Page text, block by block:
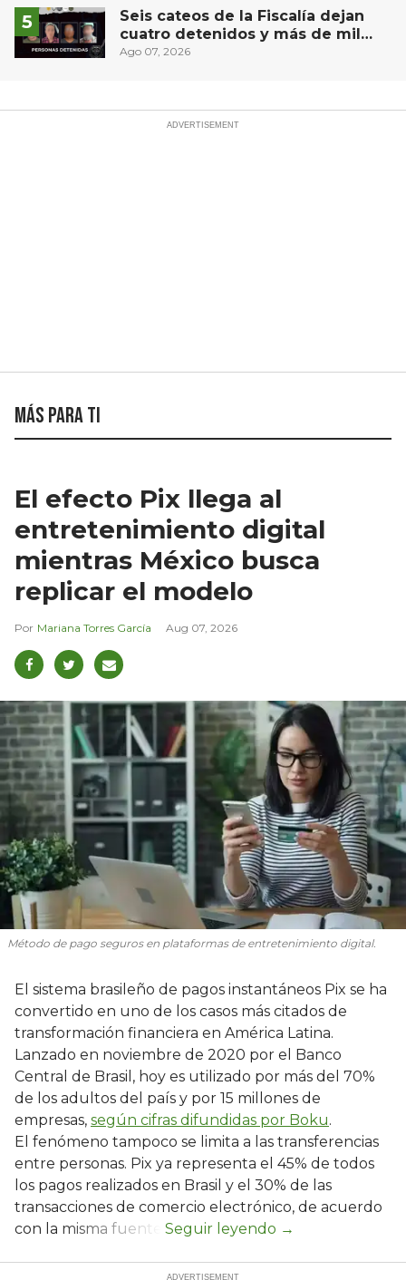
Seis cateos de la Fiscalía dejan
cuatro detenidos y más de mil
dosis aseguradas en Querétaro
Ago 07, 2026
Más para ti
El efecto Pix llega al
entretenimiento digital
mientras México busca
replicar el modelo
Mariana Torres García Aug 07, 2026
Método de pago seguros en plataformas de entretenimiento digital.
El sistema brasileño de pagos instantáneos Pix se ha
convertido en uno de los casos más citados de
transformación financiera en América Latina.
Lanzado en noviembre de 2020 por el Banco
Central de Brasil, hoy es utilizado por más del 70%
de los adultos del país y por 15 millones de
empresas, según cifras difundidas por Boku.
El fenómeno tampoco se limita a las transferencias
entre personas. Pix ya representa el 45% de todos
los pagos realizados en Brasil y el 30% de las
transacciones de comercio electrónico, de acuerdo
con la misma fuente.